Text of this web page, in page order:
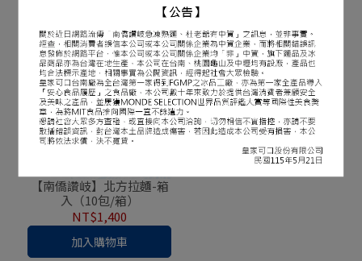
【南僑讚岐】北方拉麵-箱
入（10包/箱）
NT$1,400
加入購物車